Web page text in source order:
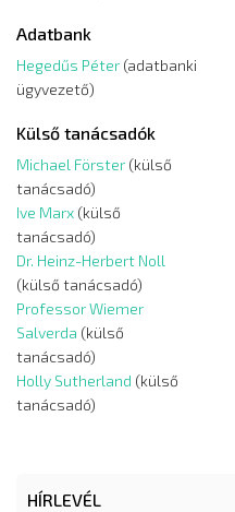
Adatbank
Hegedűs Péter (adatbanki
ügyvezető)
Külső tanácsadók
Michael Förster (külső
tanácsadó)
Ive Marx (külső
tanácsadó)
Dr. Heinz-Herbert Noll
(külső tanácsadó)
Professor Wiemer
Salverda (külső
tanácsadó)
Holly Sutherland (külső
tanácsadó)
HÍRLEVÉL